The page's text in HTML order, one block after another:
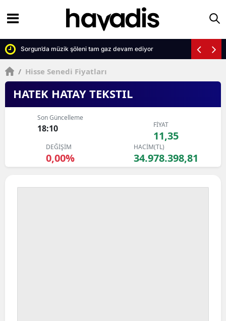
Sorgun’da müzik şöleni tam gaz devam ediyor
/ Hisse Senedi Fiyatları
HATEK HATAY TEKSTIL
Son Güncelleme
18:10 FİYAT
11,35
DEĞİŞİM
0,00%
HACİM(TL)
34.978.398,81